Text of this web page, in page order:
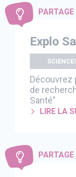
PARTAGE
Explo
Découvrez
de
Santé"
LIRE LA
PARTAGE